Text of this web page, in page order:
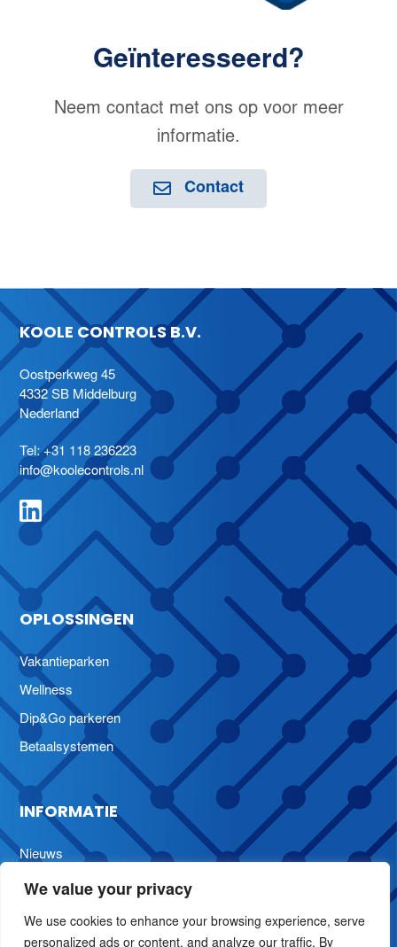
We value your privacy
We use cookies to enhance your browsing experience, serve
personalized ads or content, and analyze our traffic. By
Geïnteresseerd?
Neem contact met ons op voor meer
informatie.
Contact
KOOLE CONTROLS B.V.
Oostperkweg 45
4332 SB Middelburg
Nederland
Tel:+31 118 236223
info@koolecontrols.nl
OPLOSSINGEN
Vakantieparken
Wellness
Dip&Go parkeren
Betaalsystemen
INFORMATIE
Nieuws
Over
Vacatures